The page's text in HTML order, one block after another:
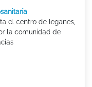
el centro de leganes,
la comunidad de